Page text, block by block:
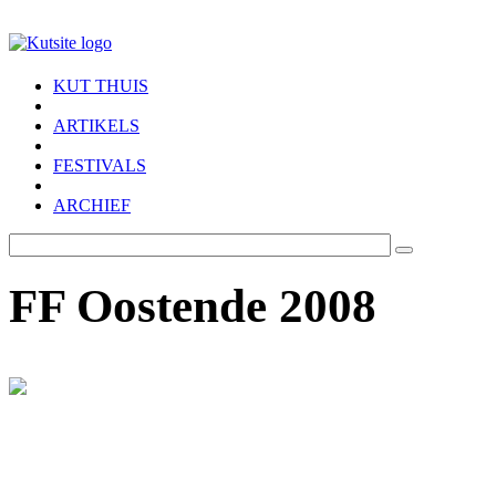
KUT THUIS
ARTIKELS
FESTIVALS
ARCHIEF
FF Oostende 2008